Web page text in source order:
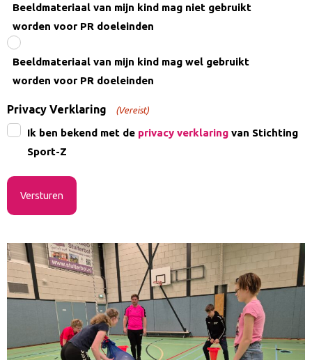
Beeldmateriaal van mijn kind mag niet gebruikt
worden voor PR doeleinden
Beeldmateriaal van mijn kind mag wel gebruikt
worden voor PR doeleinden
Privacy Verklaring (Vereist)
Ik ben bekend met de privacy verklaring van Stichting
Sport-Z